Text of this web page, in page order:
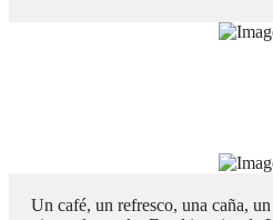
Un café, un refresco, una caña,